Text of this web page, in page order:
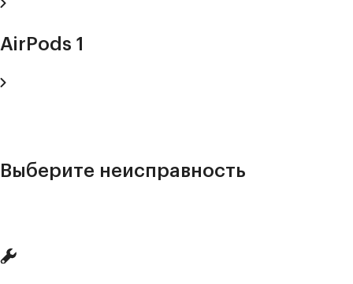
AirPods 1
Выберите неисправность